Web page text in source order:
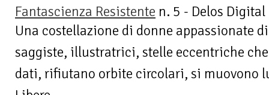
Fantascienza Resistente n. 5 - Delos Digital
Una costellazione di donne appassionate
saggiste, illustratrici, stelle eccentriche
dati, rifiutano orbite circolari, si muovono